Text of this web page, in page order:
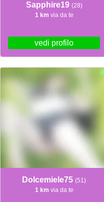
Sapphire19 (28)
1 km via da te
vedi profilo
Dolcemiele75 (51)
1 km via da te